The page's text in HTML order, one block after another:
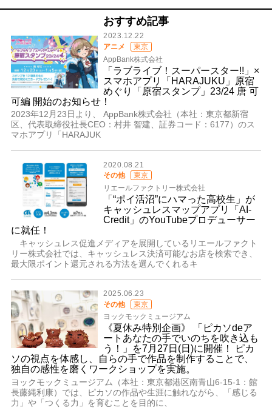
おすすめ記事
2023.12.22
アニメ
東京
AppBank株式会社
「ラブライブ！スーパースター!!」×
スマホアプリ「HARAJUKU」原宿
めぐり「原宿スタンプ」23/24 唐 可
可編 開始のお知らせ！
2023年12月23日より、 AppBank株式会社（本社：東京都新宿
区、代表取締役社長CEO：村井 智建、証券コード：6177）のス
マホアプリ「HARAJUK
2020.08.21
その他
東京
リエールファクトリー株式会社
「“ポイ活沼”にハマった高校生」が
キャッシュレスマップアプリ「AI-
Credit」のYouTubeプロデューサー
に就任！
キャッシュレス促進メディアを展開しているリエールファクト
リー株式会社では、キャッシュレス決済可能なお店を検索でき、
最大限ポイント還元される方法を選んでくれるキ
2025.06.23
その他
東京
ヨックモックミュージアム
《夏休み特別企画》 「ピカソdeア
ートあなたの手でいのちを吹き込も
う！」を7月27日(日)に開催！ ピカ
ソの視点を体感し、自らの手で作品を制作することで、
独自の感性を磨くワークショップを実施。
ヨックモックミュージアム（本社：東京都港区南青山6-15-1：館
長藤縄利康）では、ピカソの作品や生涯に触れながら、「感じる
力」や「つくる力」を育むことを目的に、